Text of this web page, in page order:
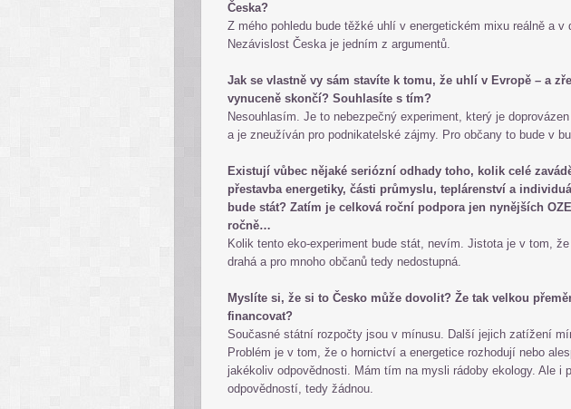
Česka?
Z mého pohledu bude těžké uhlí v energetickém mixu reálně a v
Nezávislost Česka je jedním z argumentů.
Jak se vlastně vy sám stavíte k tomu, že uhlí v Evropě – a
vynuceně skončí? Souhlasíte s tím?
Nesouhlasím. Je to nebezpečný experiment, který je
a je zneužíván pro podnikatelské zájmy. Pro občany to bude v
Existují vůbec nějaké seriózní odhady toho, kolik celé
přestavba energetiky, části průmyslu, teplárenství a
bude stát? Zatím je celková roční podpora jen nynějších
ročně…
Kolik tento eko-experiment bude stát, nevím. Jistota je v tom,
drahá a pro mnoho občanů tedy nedostupná.
Myslíte si, že si to Česko může dovolit? Že tak velkou
financovat?
Současné státní rozpočty jsou v mínusu. Další jejich zatížení
Problém je v tom, že o hornictví a energetice rozhodují nebo
jakékoliv odpovědnosti. Mám tím na mysli rádoby ekology. Ale i
odpovědností, tedy žádnou.